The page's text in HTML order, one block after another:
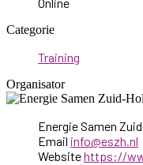
Online
Categorie
Training
Organisator
Energie Samen
Email info@eszh.nl
Websitehttps://